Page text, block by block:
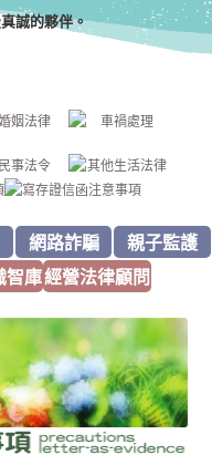
誠的夥伴。
網路詐騙
親子監護
智庫經營法律顧問